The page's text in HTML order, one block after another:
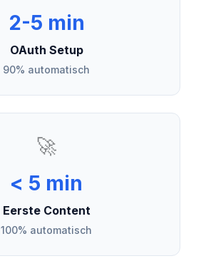
2-5 min
OAuth Setup
90% automatisch
🚀
< 5 min
Eerste Content
100% automatisch